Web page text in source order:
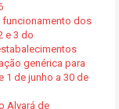
funcionamento dos
e 3 do
genérica para
1 de junho a 30 de
Alvará de